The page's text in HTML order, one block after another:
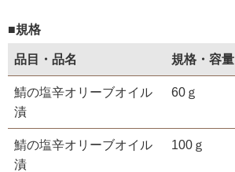
■規格
品目・品名 規格・容量
鯖の塩辛オリーブオイル
漬
60ｇ
鯖の塩辛オリーブオイル
漬
100ｇ